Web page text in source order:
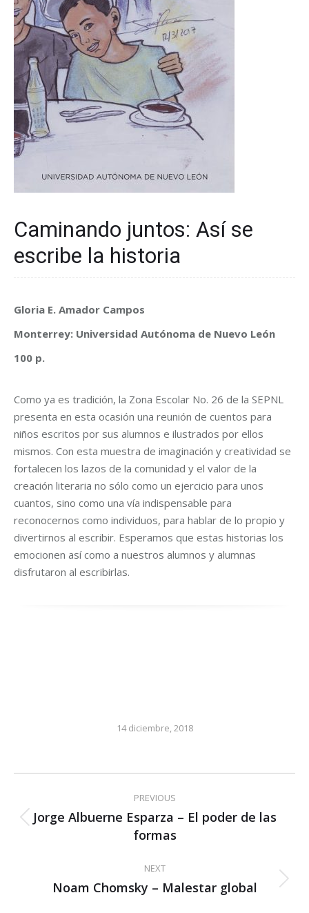
Caminando juntos: Así se
escribe la historia
Gloria E. Amador Campos
Monterrey: Universidad Autónoma de Nuevo León
100 p.
Como ya es tradición, la Zona Escolar No. 26 de la SEPNL
presenta en esta ocasión una reunión de cuentos para
niños escritos por sus alumnos e ilustrados por ellos
mismos. Con esta muestra de imaginación y creatividad se
fortalecen los lazos de la comunidad y el valor de la
creación literaria no sólo como un ejercicio para unos
cuantos, sino como una vía indispensable para
reconocernos como individuos, para hablar de lo propio y
divertirnos al escribir. Esperamos que estas historias los
emocionen así como a nuestros alumnos y alumnas
disfrutaron al escribirlas.
14 diciembre, 2018
navigation
PREVIOUS
Previous
post:
Jorge Albuerne Esparza – El poder de las
formas
NEXT
Next
Noam Chomsky – Malestar global